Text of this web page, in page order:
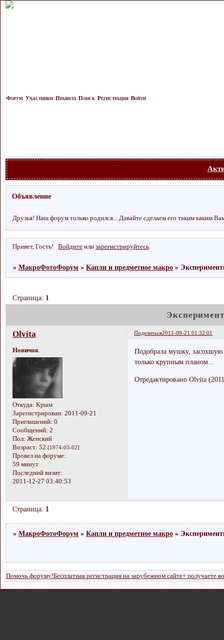
Форум Участники Правила Поиск Регистрация Войти
Объявление
Друзья! Наш форум только родился... Давайте сделаем его таким каким
Привет, Гость! Войдите илизарегистрируйтесь.
»МакроФотоФорум »Капли и предметное макро »
Страница: 1
Поделиться2011-09-21 01:32:01
Olvita
Новичок
Откуда: Крым
Зарегистрирован: 2011-09-21
Приглашений: 0
Сообщений: 2
Пол: Женский
Возраст: 52 [1974-03-02]
Провел на форуме:
59 минут
Последний визит:
2011-12-27 03:40:53
Подобрала мушку, засохшую
только крупным планом...
Отредактировано Olvita
Страница: 1
»МакроФотоФорум »Капли и предметное макро »
Помочь форуму!Бесплатная регистрация на зарубежном сайте+ получаете